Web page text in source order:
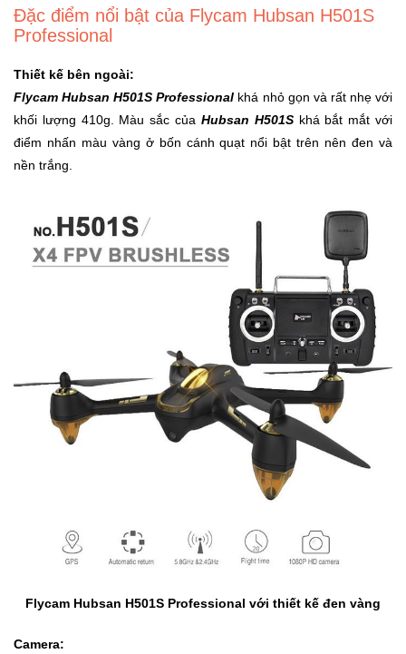
Trẻ
Em
Đồng
Hồ
Phụ
Thiết
Bị
Đặc điểm nổi bật của Flycam Hubsan H501S
Professional
Thiết kế bên ngoài:
Flycam Hubsan H501S Professional khá nhỏ gọn và rất nhẹ với
khối lượng 410g. Màu sắc của Hubsan H501Skhá bắt mắt với
điểm nhấn màu vàng ở bốn cánh quạt nổi bật trên nên đen và
nền trắng.
Flycam Hubsan H501S Professional với thiết kế đen vàng
Camera: